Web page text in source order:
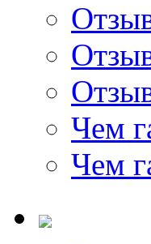
Чем
Чем